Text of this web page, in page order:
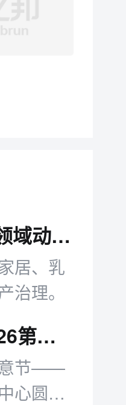
零售日报：多平台新动向 电商本地生活领域动作集中释放
居、乳
理。
十载创意启新篇 AI驱动增长破局——2026第十届麒麟国际创意节圆满落幕
意节——
心圆满